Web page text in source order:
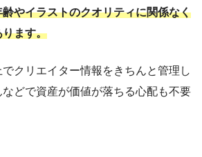
齢やイラストのクオリティに関係なく
ります。
クリエイター情報をきちんと管理し
どで資産が価値が落ちる心配も不要